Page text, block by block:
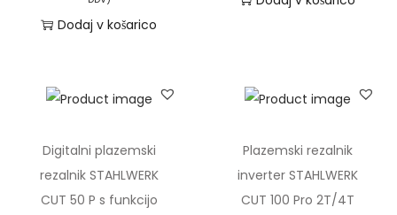
Dodaj v košarico
Digitalni plazemski
rezalnik STAHLWERK
CUT 50 P s funkcijo
Plazemski rezalnik
inverter STAHLWERK
CUT 100 Pro 2T/4T